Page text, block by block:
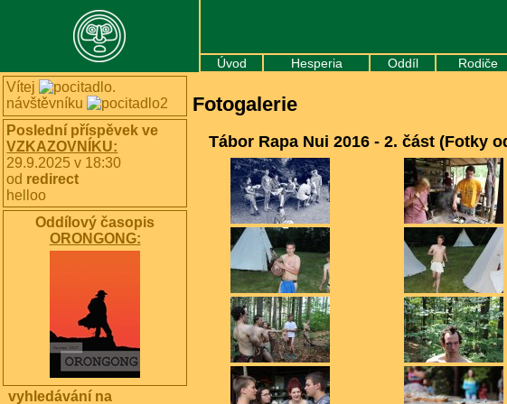
Úvod Hesperia Oddíl Rodiče
Vítej
.
návštěvníku
Poslední příspěvek ve
VZKAZOVNÍKU:
29.9.2025 v 18:30
od redirect
helloo
Oddílový časopis
ORONGONG:
vyhledávání na
Fotogalerie
Tábor Rapa Nui 2016 - 2. část (Fotky